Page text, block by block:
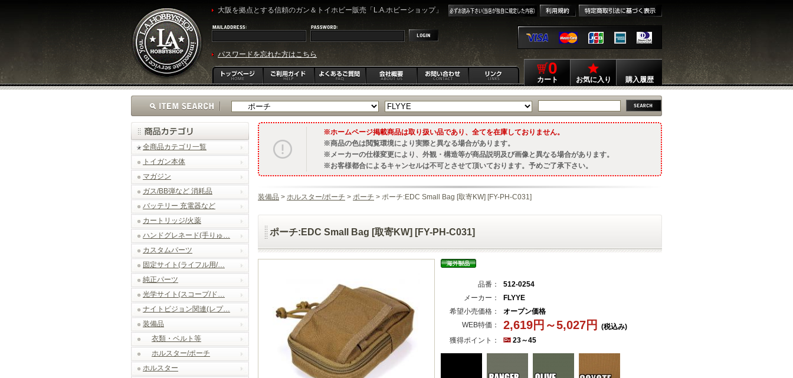
大阪を拠点とする信頼のガン＆トイホビー販売「L.A.ホビーショップ」
パスワードを忘れた方はこちら
0
カート お気に入り 購入履歴
全商品カテゴリ一覧
トイガン本体
マガジン
ガス/BB弾など 消耗品
バッテリー 充電器など
カートリッジ/火薬
ハンドグレネード(手りゅ…
カスタムパーツ
固定サイト(ライフル用/…
純正パーツ
光学サイト(スコープ/ド…
ナイトビジョン関連(レプ…
装備品
衣類・ベルト等
ホルスター/ポーチ
ホルスター
ホームページ掲載商品は取り扱い品であり、全てを在庫しておりません。
商品の色は閲覧環境により実際と異なる場合があります。
メーカーの仕様変更により、外観・構造等が商品説明及び画像と異なる場合があります。
お客様都合によるキャンセルは不可とさせて頂いております。予めご了承下さい。
装備品 > ホルスター/ポーチ > ポーチ > ポーチ:EDC Small Bag [取寄KW] [FY-PH-C031]
ポーチ:EDC Small Bag [取寄KW] [FY-PH-C031]
品番：
512-0254
メーカー：
FLYYE
希望小売価格：
オープン価格
WEB特価：
2,619円～5,027円
(税込み)
獲得ポイント：
23～45